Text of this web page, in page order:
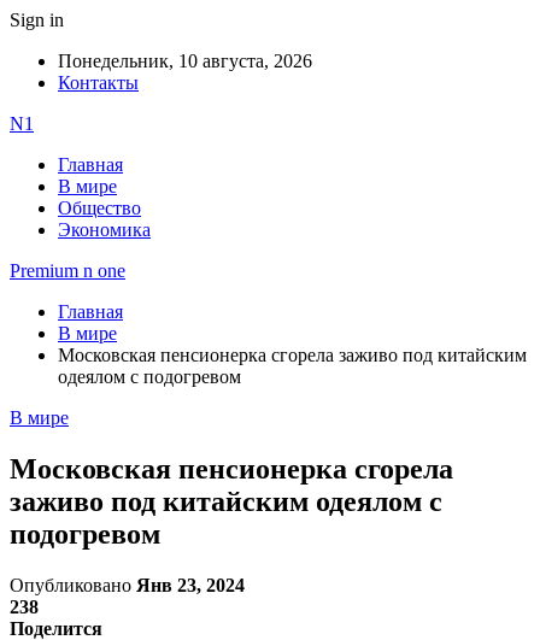
Sign in
Понедельник, 10 августа, 2026
Контакты
N1
Главная
В мире
Общество
Экономика
Premium n one
Главная
В мире
Московская пенсионерка сгорела заживо под китайским
одеялом с подогревом
В мире
Московская пенсионерка сгорела
заживо под китайским одеялом с
подогревом
Опубликовано Янв 23, 2024
238
Поделится